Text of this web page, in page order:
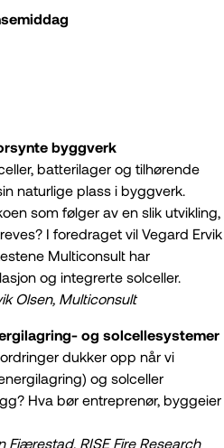
byggverk
batterilager og tilhørende
naturlige plass i byggverk.
som følger av en slik utvikling,
I foredraget vil Vegard Ervik
Multiconsult har
og integrerte solceller.
Olsen, Multiconsult
og solcellesystemer
dukker opp når vi
og solceller
Hva bør entreprenør, byggeier
Fjærestad, RISE Fire Research